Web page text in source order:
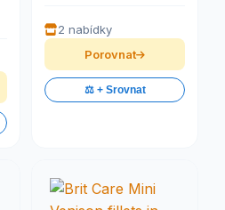
2 nabídky
Porovnat
⚖️ + Srovnat